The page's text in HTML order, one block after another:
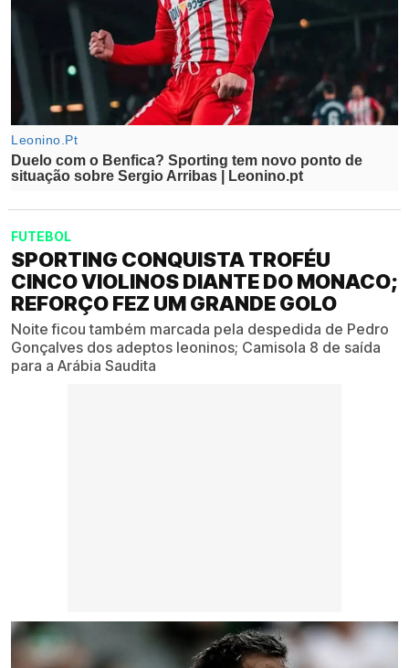
FUTEBOL
SPORTING CONQUISTA TROFÉU
CINCO VIOLINOS DIANTE DO MONACO;
REFORÇO FEZ UM GRANDE GOLO
Noite ficou também marcada pela despedida de Pedro
Gonçalves dos adeptos leoninos; Camisola 8 de saída
para a Arábia Saudita